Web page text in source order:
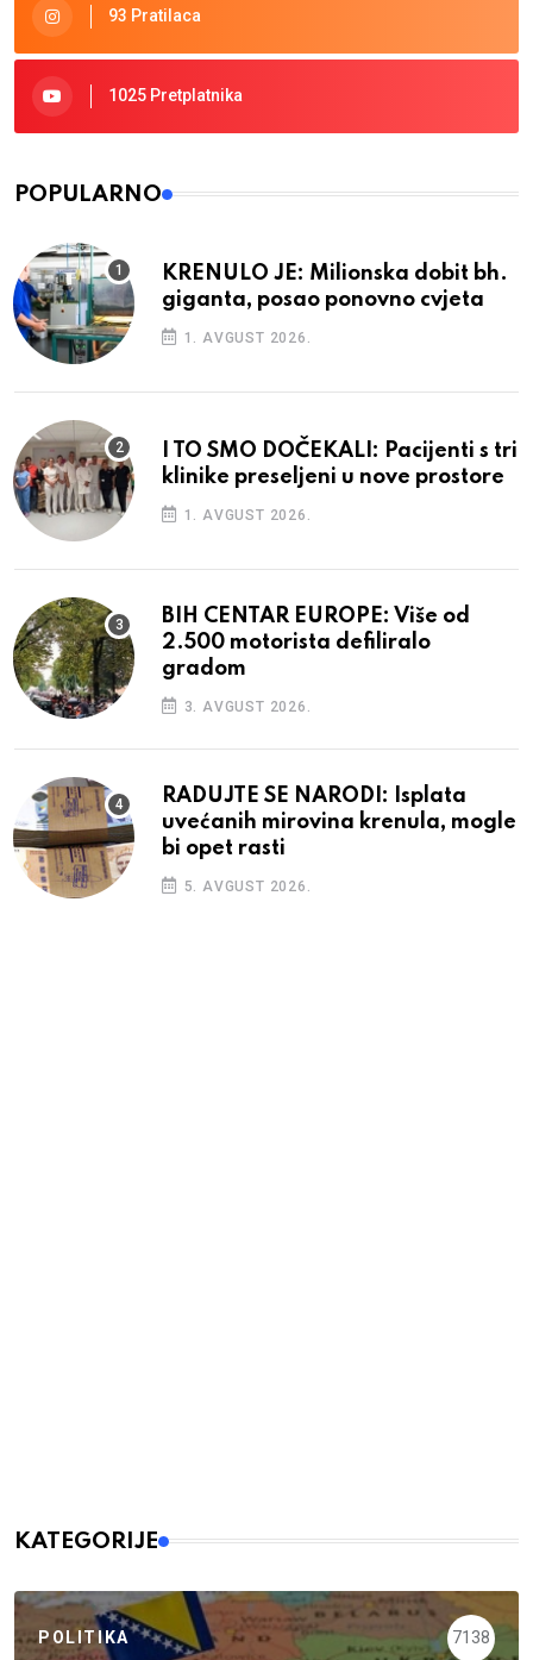
93 Pratilaca
1025 Pretplatnika
POPULARNO
KRENULO JE: Milionska dobit bh.
giganta, posao ponovno cvjeta
1. AVGUST 2026.
I TO SMO DOČEKALI: Pacijenti s tri
klinike preseljeni u nove prostore
1. AVGUST 2026.
BIH CENTAR EUROPE: Više od
2.500 motorista defiliralo
gradom
3. AVGUST 2026.
RADUJTE SE NARODI: Isplata
uvećanih mirovina krenula, mogle
bi opet rasti
5. AVGUST 2026.
KATEGORIJE
POLITIKA 7138